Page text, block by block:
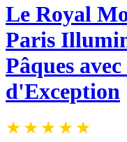
Le Royal
Paris
Pâques
d'Exception